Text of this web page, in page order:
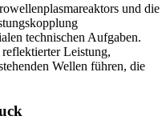
und die
technischen Aufgaben.
Leistung,
Wellen führen, die